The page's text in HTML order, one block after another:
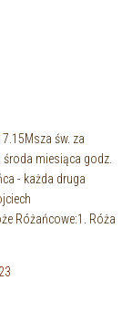
św. za
miesiąca godz.
- każda druga
Różańcowe:1. Róża